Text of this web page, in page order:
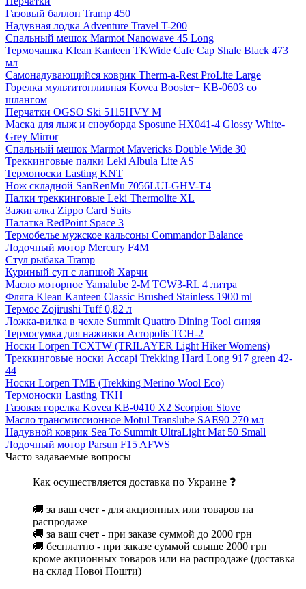
Газовый баллон Tramp 450
Надувная лодка Adventure Travel T-200
Спальный мешок Marmot Nanowave 45 Long
Термочашка Klean Kanteen TKWide Cafe Cap Shale Black 473
мл
Самонадувающийся коврик Therm-a-Rest ProLite Large
Горелка мультитопливная Kovea Booster+ KB-0603 со
шлангом
Перчатки OGSO Ski 5115HVY M
Маска для лыж и сноуборда Sposune HX041-4 Glossy White-
Grey Mirror
Спальный мешок Marmot Mavericks Double Wide 30
Треккинговые палки Leki Albula Lite AS
Термоноски Lasting KNT
Нож складной SanRenMu 7056LUI-GHV-T4
Палки треккинговые Leki Thermolite XL
Зажигалка Zippo Card Suits
Палатка RedPoint Space 3
Термобелье мужское кальсоны Commandor Balance
Лодочный мотор Mercury F4M
Стул рыбака Tramp
Куриный суп с лапшой Харчи
Масло моторное Yamalube 2-M TCW3-RL 4 литра
Фляга Klean Kanteen Classic Brushed Stainless 1900 ml
Термос Zojirushi Tuff 0,82 л
Ложка-вилка в чехле Summit Quattro Dining Tool синяя
Термосумка для наживки Acropolis ТСН-2
Носки Lorpen TCXTW (TRILAYER Light Hiker Womens)
Треккинговые носки Accapi Trekking Hard Long 917 green 42-
44
Носки Lorpen TME (Trekking Merino Wool Eco)
Термоноски Lasting TKH
Газовая горелка Kovea KB-0410 X2 Scorpion Stove
Масло трансмиссионное Motul Translube SAE90 270 мл
Надувной коврик Sea To Summit UltraLight Mat 50 Small
Лодочный мотор Parsun F15 AFWS
Часто задаваемые вопросы
Как осуществляется доставка по Украине ❓
🚚 за ваш счет - для акционных или товаров на
распродаже
🚚 за ваш счет - при заказе суммой до 2000 грн
🚚 бесплатно - при заказе суммой свыше 2000 грн
кроме акционных товаров или на распродаже (доставка
на склад Нової Пошти)